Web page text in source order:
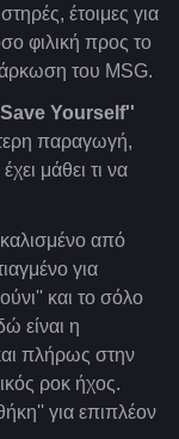
έτοιμες για
φιλική προς το
του MSG.
Yourself''
παραγωγή,
μάθει τι να
από
για
και το σόλο
είναι η
πλήρως στην
ροκ ήχος.
για επιπλέον